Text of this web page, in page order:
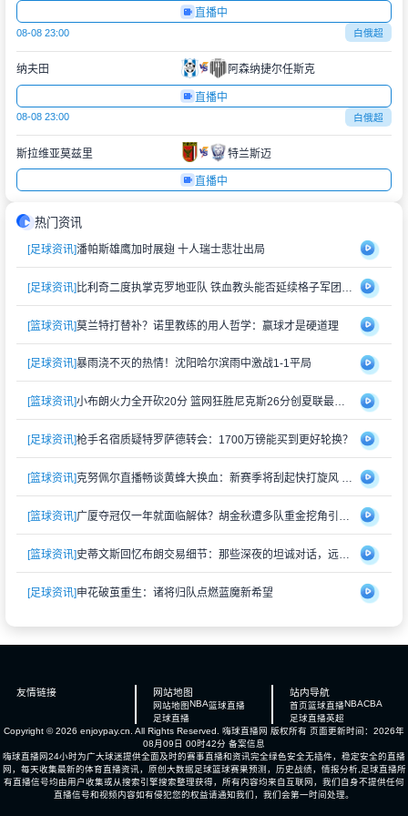
直播中
08-08 23:00 白俄超
纳夫田 阿森纳捷尔任斯克
直播中
08-08 23:00 白俄超
斯拉维亚莫兹里 特兰斯迈
直播中
热门资讯
[足球资讯]潘帕斯雄鹰加时展翅 十人瑞士悲壮出局
[足球资讯]
[篮球资讯]莫兰特打替补？诺里教练的用人哲学：赢球才是硬道理
[足球资讯]暴雨浇不灭的热情！沈阳哈尔滨雨中激战1-1平局
[篮球资讯] 小布朗火力全开砍20分 篮网狂胜尼克斯26分创夏联最大分差
[足球资讯]枪手名宿质疑特罗萨德转会：1700万镑能买到更好轮换？
[篮球资讯] 克努佩尔直播畅谈黄蜂大换血：新赛季将刮起快打旋风 射手群蓄势待发
[篮球资讯] 广厦夺冠仅一年就面临解体？胡金秋遭多队重金挖角引猜测
[篮球资讯] 史蒂文斯回忆布朗交易细节：那些深夜的坦诚对话，远比想象中复杂
[足球资讯]申花破茧重生：诸将归队点燃蓝魔新希望
友情链接 网站地图
网站地图 NBA篮球直播
足球直播
站内导航
首页篮球直播NBACBA
足球直播英超
Copyright © 2026 enjoypay.cn. All Rights Reserved. 嗨球直播网 版权所有 页面更新时间：2026年
08月09日 00时42分 备案信息
嗨球直播网24小时为广大球迷提供全面及时的赛事直播和资讯完全绿色安全无插件，稳定安全的直播
网，每天收集最新的体育直播资讯，原创大数据足球篮球赛果预测，历史战绩，情报分析,足球直播所
有直播信号均由用户收集或从搜索引擎搜索整理获得，所有内容均来自互联网，我们自身不提供任何
直播信号和视频内容如有侵犯您的权益请通知我们，我们会第一时间处理。